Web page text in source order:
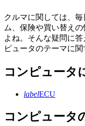
クルマに関しては、
ム、保険や買い替え
よね。そんな疑問に
ピュータのテーマに
コンピュータ
labelECU
コンピュータ